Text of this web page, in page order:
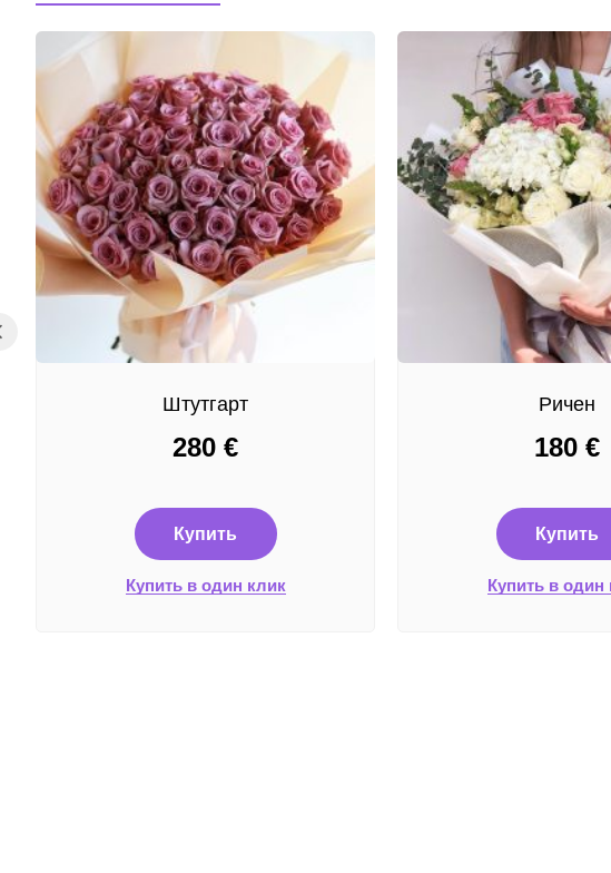
Штутгарт
280 €
Купить
Купить в один клик
Ричен
180 €
Купить
Купить в один